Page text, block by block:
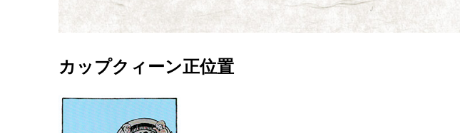
カップクィーン正位置